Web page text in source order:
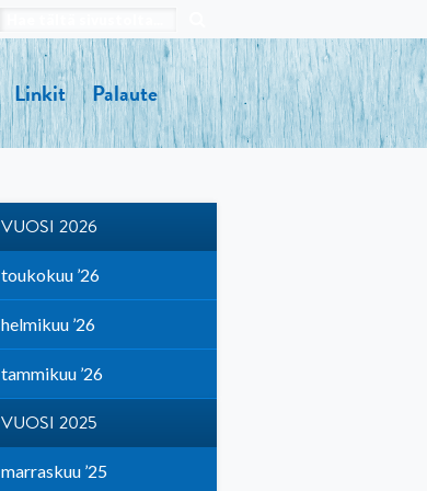
Linkit Palaute
VUOSI 2026
toukokuu ’26
helmikuu ’26
tammikuu ’26
VUOSI 2025
marraskuu ’25